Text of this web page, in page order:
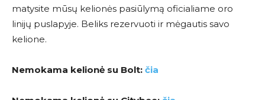
matysite mūsų kelionės pasiūlymą oficialiame oro
linijų puslapyje. Beliks rezervuoti ir mėgautis savo
kelione.
Nemokama kelionė su Bolt: čia